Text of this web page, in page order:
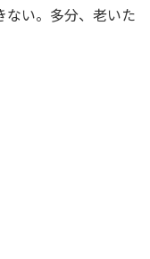
ない。多分、老いた